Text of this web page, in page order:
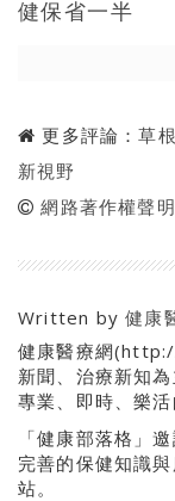
健保省一半
更多評論：草
新視野
網路著作權聲明
Written by健康
健康醫療網
新聞、治療新知
專業、即時、樂活
「健康部落格」
完善的保健知識
站。